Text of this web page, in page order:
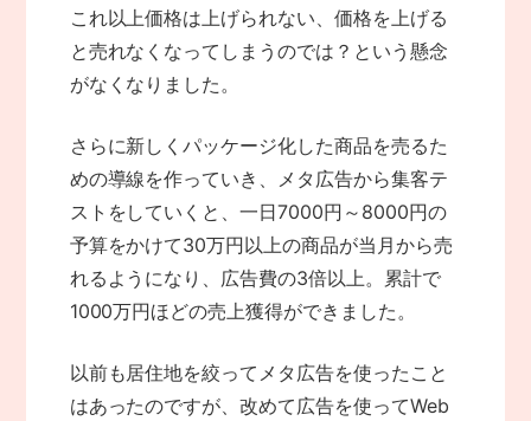
これ以上価格は上げられない、価格を上げる
と売れなくなってしまうのでは？という懸念
がなくなりました。
さらに新しくパッケージ化した商品を売るた
めの導線を作っていき、メタ広告から集客テ
ストをしていくと、一日7000円～8000円の
予算をかけて30万円以上の商品が当月から売
れるようになり、広告費の3倍以上。累計で
1000万円ほどの売上獲得ができました。
以前も居住地を絞ってメタ広告を使ったこと
はあったのですが、改めて広告を使ってWeb